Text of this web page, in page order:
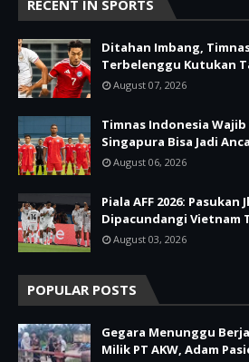
RECENT IN SPORTS
Ditahan Imbang,
Terbelenggu Kutukan
August 07, 2026
Timnas Indonesia
Singapura Bisa Jadi
August 06, 2026
Piala AFF 2026: Pasukan
Dipacundangi Vietnam
August 03, 2026
POPULAR POSTS
Gegara Menunggu
Milik PT AKW, Adam